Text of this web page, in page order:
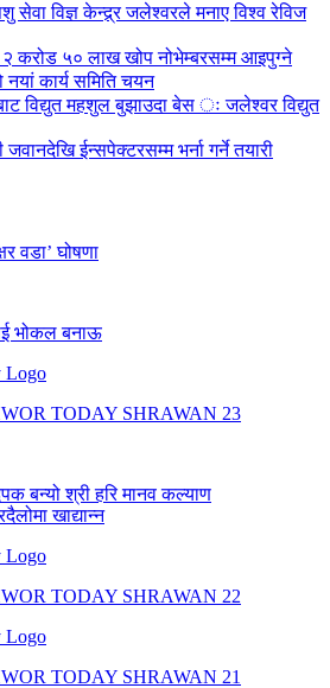
सेवा विज्ञ केन्द्र्र जलेश्वरले मनाए विश्व रेविज
२ करोड ५० लाख खोप नोभेम्बरसम्म आइपुग्ने
कार्य समिति चयन
विद्युत महशुल बुझाउदा बेस ः जलेश्वर विद्युत
ईन्सपेक्टरसम्म भर्ना गर्ने तयारी
वडा’ घोषणा
भोकल बनाऊ
TODAY SHRAWAN 23
बन्यो श्री हरि मानव कल्याण
खाद्यान्न
TODAY SHRAWAN 22
TODAY SHRAWAN 21